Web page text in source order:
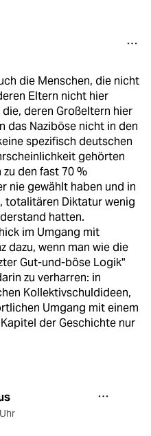
die Menschen, die nicht
Eltern nicht hier
deren Großeltern hier
das Naziböse nicht in den
spezifisch deutschen
gehörten
den fast 70 %
nie gewählt haben und in
totalitären Diktatur wenig
hatten.
im Umgang mit
dazu, wenn man wie die
Gut-und-böse Logik"
zu verharren: in
Kollektivschuldideen,
Umgang mit einem
der Geschichte nur